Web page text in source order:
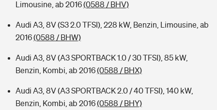
Limousine, ab 2016(0588 / BHV)
Audi A3, 8V (S3 2.0 TFSI), 228 kW, Benzin, Limousine, ab
2016(0588 / BHW)
Audi A3, 8V (A3 SPORTBACK 1.0 / 30 TFSI), 85 kW,
Benzin, Kombi, ab 2016(0588 / BHX)
Audi A3, 8V (A3 SPORTBACK 2.0 / 40 TFSI), 140 kW,
Benzin, Kombi, ab 2016(0588 / BHY)